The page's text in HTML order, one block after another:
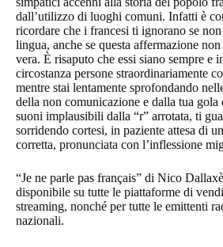
dall’utilizzo di luoghi comuni. Infatti è
ricordare che i francesi ti ignorano se
lingua, anche se questa affermazione
vera. È risaputo che essi siano sempre e
circostanza persone straordinariamente
mentre stai lentamente sprofondando
della non comunicazione e dalla tua gola
suoni implausibili dalla “r” arrotata, ti
sorridendo cortesi, in paziente attesa di
corretta, pronunciata con l’inflessione
“Je ne parle pas français” di Nico
disponibile su tutte le piattaforme di
streaming, nonché per tutte le emittenti
nazionali.